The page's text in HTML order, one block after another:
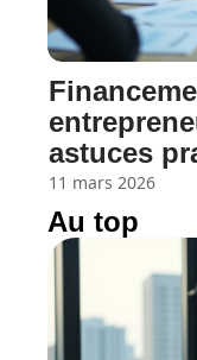
astuces
11 mars 2026
Au top